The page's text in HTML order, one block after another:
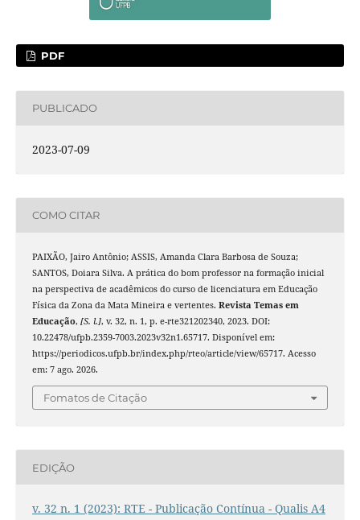
PDF
PUBLICADO
2023-07-09
COMO CITAR
PAIXÃO, Jairo Antônio; ASSIS, Amanda Clara Barbosa de Souza;
SANTOS, Doiara Silva. A prática do bom professor na formação inicial
na perspectiva de acadêmicos do curso de licenciatura em Educação
Física da Zona da Mata Mineira e vertentes. Revista Temas em
Educação, [S. l.], v. 32, n. 1, p. e-rte321202340, 2023. DOI:
10.22478/ufpb.2359-7003.2023v32n1.65717. Disponível em:
https://periodicos.ufpb.br/index.php/rteo/article/view/65717. Acesso
em: 7 ago. 2026.
Fomatos de Citação
EDIÇÃO
v. 32 n. 1 (2023): RTE - Publicação Contínua - Qualis A4